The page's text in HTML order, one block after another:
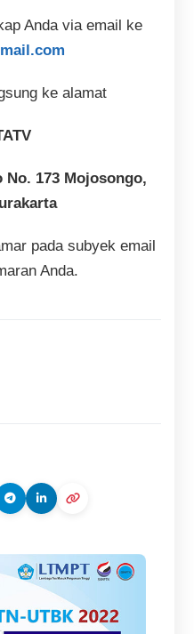
Anda via email ke
ke alamat
173 Mojosongo,
pada subyek email
Anda.